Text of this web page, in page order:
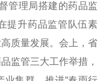
管理局搭建的药品监
提升药品监管队伍素
质量发展。会上，省
监管三大工作举措，